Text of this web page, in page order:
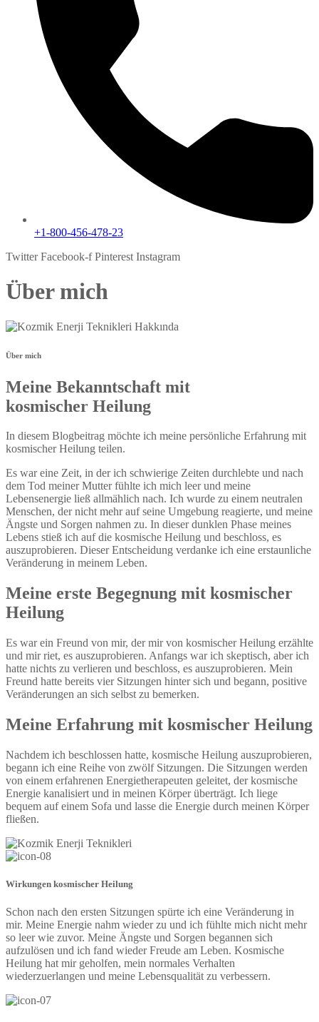
+1-800-456-478-23
Twitter Facebook-f Pinterest Instagram
Über mich
Über mich
Meine Bekanntschaft mit
kosmischer Heilung
In diesem Blogbeitrag möchte ich meine persönliche Erfahrung mit
kosmischer Heilung teilen.
Es war eine Zeit, in der ich schwierige Zeiten durchlebte und nach
dem Tod meiner Mutter fühlte ich mich leer und meine
Lebensenergie ließ allmählich nach. Ich wurde zu einem neutralen
Menschen, der nicht mehr auf seine Umgebung reagierte, und meine
Ängste und Sorgen nahmen zu. In dieser dunklen Phase meines
Lebens stieß ich auf die kosmische Heilung und beschloss, es
auszuprobieren. Dieser Entscheidung verdanke ich eine erstaunliche
Veränderung in meinem Leben.
Meine erste Begegnung mit kosmischer
Heilung
Es war ein Freund von mir, der mir von kosmischer Heilung erzählte
und mir riet, es auszuprobieren. Anfangs war ich skeptisch, aber ich
hatte nichts zu verlieren und beschloss, es auszuprobieren. Mein
Freund hatte bereits vier Sitzungen hinter sich und begann, positive
Veränderungen an sich selbst zu bemerken.
Meine Erfahrung mit kosmischer Heilung
Nachdem ich beschlossen hatte, kosmische Heilung auszuprobieren,
begann ich eine Reihe von zwölf Sitzungen. Die Sitzungen werden
von einem erfahrenen Energietherapeuten geleitet, der kosmische
Energie kanalisiert und in meinen Körper überträgt. Ich liege
bequem auf einem Sofa und lasse die Energie durch meinen Körper
fließen.
Wirkungen kosmischer Heilung
Schon nach den ersten Sitzungen spürte ich eine Veränderung in
mir. Meine Energie nahm wieder zu und ich fühlte mich nicht mehr
so ​​leer wie zuvor. Meine Ängste und Sorgen begannen sich
aufzulösen und ich fand wieder Freude am Leben. Kosmische
Heilung hat mir geholfen, mein normales Verhalten
wiederzuerlangen und meine Lebensqualität zu verbessern.